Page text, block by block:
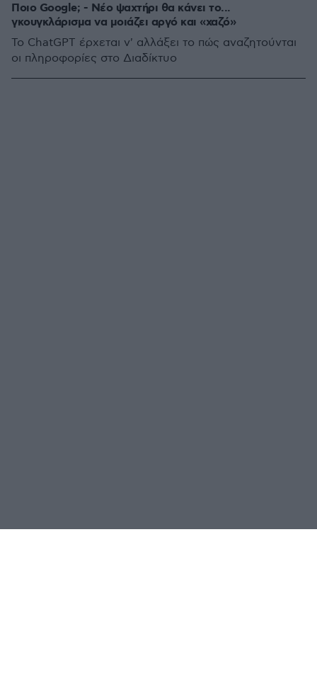
Ποιο Google; - Νέο ψαχτήρι θα κάνει το...
γκουγκλάρισμα να μοιάζει αργό και «χαζό»
Το ChatGPT έρχεται ν' αλλάξει το πώς αναζητούνται
οι πληροφορίες στο Διαδίκτυο